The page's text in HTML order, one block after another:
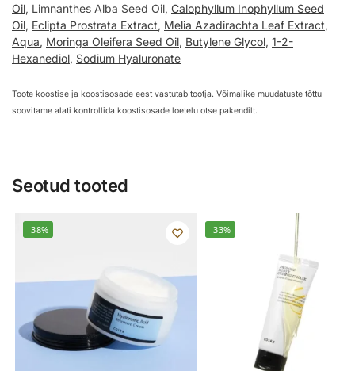
Oil, Limnanthes Alba Seed Oil, Calophyllum Inophyllum Seed
Oil, Eclipta Prostrata Extract, Melia Azadirachta Leaf Extract,
Aqua, Moringa Oleifera Seed Oil, Butylene Glycol, 1-2-
Hexanediol, Sodium Hyaluronate
Toote koostise ja koostisosade eest vastutab tootja. Võimalike muudatuste tõttu
soovitame alati kontrollida koostisosade loetelu otse pakendilt.
Seotud tooted
-38% -33%